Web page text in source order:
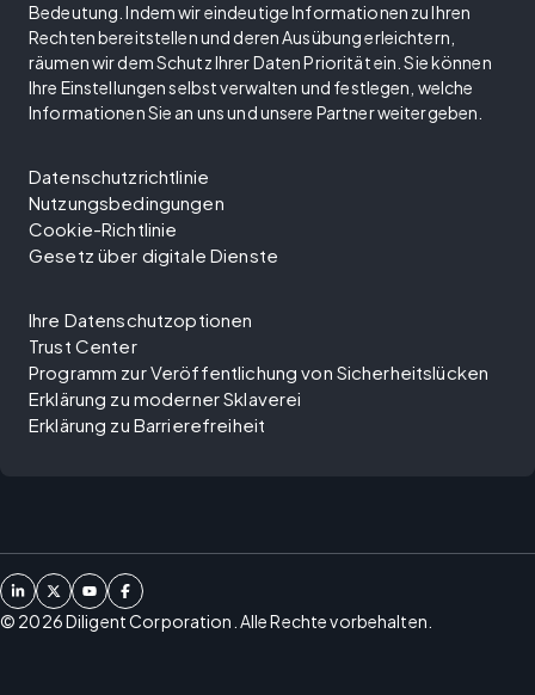
Bedeutung. Indem wir eindeutige Informationen zu Ihren
Rechten bereitstellen und deren Ausübung erleichtern,
räumen wir dem Schutz Ihrer Daten Priorität ein. Sie können
Ihre Einstellungen selbst verwalten und festlegen, welche
Informationen Sie an uns und unsere Partner weitergeben.
Datenschutzrichtlinie
Nutzungsbedingungen
Cookie-Richtlinie
Gesetz über digitale Dienste
Ihre Datenschutzoptionen
Trust Center
Programm zur Veröffentlichung von Sicherheitslücken
Erklärung zu moderner Sklaverei
Erklärung zu Barrierefreiheit
© 2026Diligent Corporation. Alle Rechte vorbehalten.